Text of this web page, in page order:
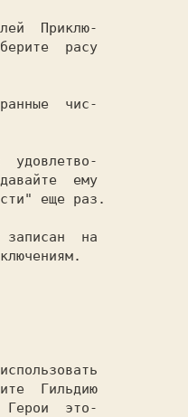
Приклю-
расу
чис-
удовлетво-
ему
еще раз.
записан  на
Гильдию
Герои  это-